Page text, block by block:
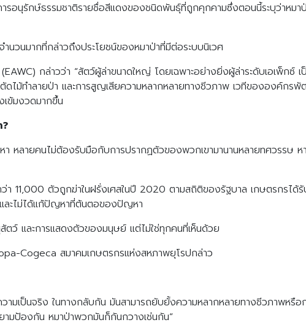
รอนุรักษ์ธรรมชาติรายชื่อสีแดงของชนิดพันธุ์ที่ถูกคุกคามซึ่งตอนนี้ระบุว่าหมา
วนมากที่กล่าวถึงประโยชน์ของหมาป่าที่มีต่อระบบนิเวศ
กล่าวว่า “สัตว์ผู้ล่าขนาดใหญ่ โดยเฉพาะอย่างยิ่งผู้ล่าระดับเอเพ็กซ์ เ
ไม้ทำลายป่า และการสูญเสียความหลากหลายทางชีวภาพ เวทีขององค์กรพั
เข้มงวดมากขึ้น
หลายคนไม่ต้องรับมือกับการปรากฏตัวของพวกเขามานานหลายทศวรรษ ห
11,000 ตัวถูกฆ่าในฝรั่งเศสในปี 2020 ตามสถิติของรัฐบาล เกษตรกรได้รั
ละไม่ได้แก้ปัญหาที่ต้นตอของปัญหา
ว์ และการแสดงตัวของมนุษย์ แต่ไม่ใช่ทุกคนที่เห็นด้วย
Cogeca สมาคมเกษตรกรแห่งสหภาพยุโรปกล่าว
ามเป็นจริง ในทางกลับกัน มันสามารถยับยั้งความหลากหลายทางชีวภาพหรื
มป้องกัน หมาป่าพวกมันก็กันกวางเช่นกัน”